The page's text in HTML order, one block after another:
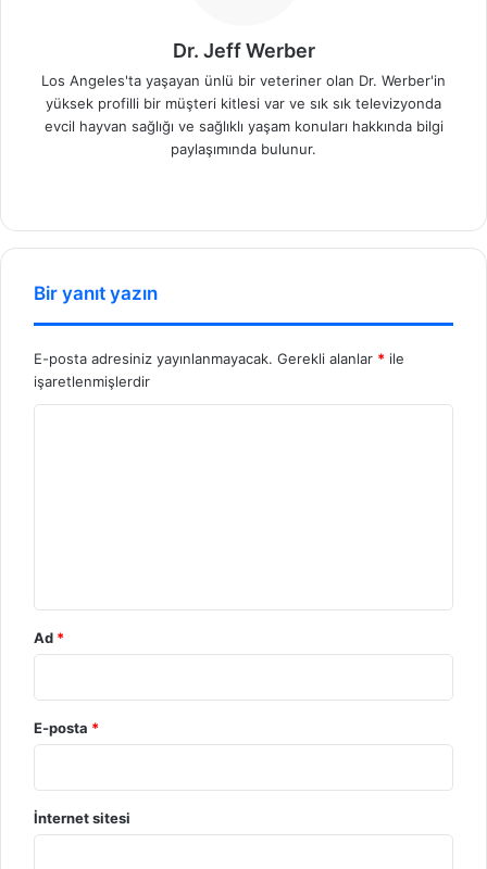
Dr. Jeff Werber
Los Angeles'ta yaşayan ünlü bir veteriner olan Dr. Werber'in
yüksek profilli bir müşteri kitlesi var ve sık sık televizyonda
evcil hayvan sağlığı ve sağlıklı yaşam konuları hakkında bilgi
paylaşımında bulunur.
sit
Bir yanıt yazın
E-posta adresiniz yayınlanmayacak. Gerekli alanlar * ile
işaretlenmişlerdir
Ad *
E-posta *
İnternet sitesi